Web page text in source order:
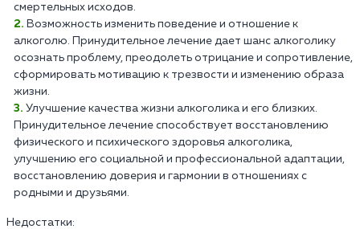
смертельных исходов.
Возможность изменить поведение и отношение к
алкоголю. Принудительное лечение дает шанс алкоголику
осознать проблему, преодолеть отрицание и сопротивление,
сформировать мотивацию к трезвости и изменению образа
жизни.
Улучшение качества жизни алкоголика и его близких.
Принудительное лечение способствует восстановлению
физического и психического здоровья алкоголика,
улучшению его социальной и профессиональной адаптации,
восстановлению доверия и гармонии в отношениях с
родными и друзьями.
Недостатки: